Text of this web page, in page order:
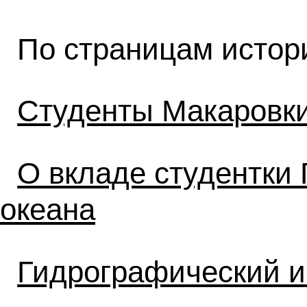
По страницам
Студенты
О вкладе
океана
Гидрографический